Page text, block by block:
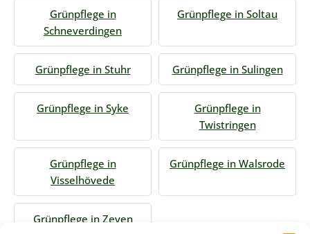
Grünpflege in
Schneverdingen
Grünpflege in Soltau
Grünpflege in Stuhr Grünpflege in Sulingen
Grünpflege in Syke
Grünpflege in
Twistringen
Grünpflege in
Visselhövede
Grünpflege in Walsrode
Grünpflege in Zeven